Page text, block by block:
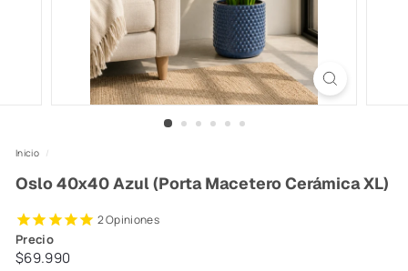
Inicio /
Oslo 40x40 Azul (Porta Macetero Cerámica XL)
2Opiniones
Precio
Precio
$69.990